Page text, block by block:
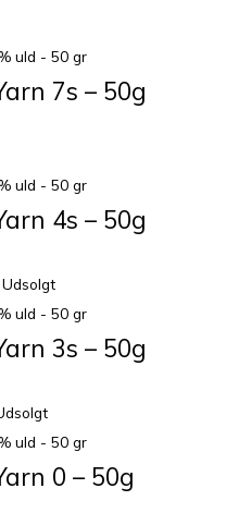
uld - 50 gr
7s – 50g
uld - 50 gr
4s – 50g
Udsolgt
uld - 50 gr
3s – 50g
uld - 50 gr
0 – 50g